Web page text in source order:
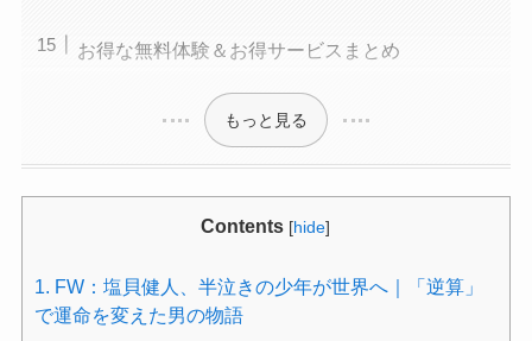
お得な無料体験＆お得サービスまとめ
もっと見る
Contents [hide]
1. FW：塩貝健人、半泣きの少年が世界へ｜「逆算」
で運命を変えた男の物語